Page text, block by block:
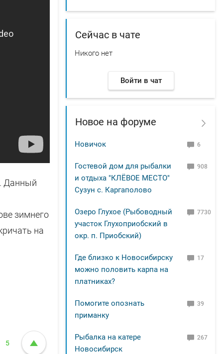
Данный
зимнего
на
5
Сейчас в чате
Никого нет
Войти в чат
Новое на форуме
Новичок 6
Гостевой дом для рыбалки
и отдыха "КЛЁВОЕ МЕСТО"
Сузун с. Каргаполово
908
Озеро Глухое (Рыбоводный
участок Глухоприобский в
окр. п. Приобский)
7730
Где близко к Новосибирску
можно половить карпа на
платниках?
17
Помогите опознать
приманку
39
Рыбалка на катере
Новосибирск
267